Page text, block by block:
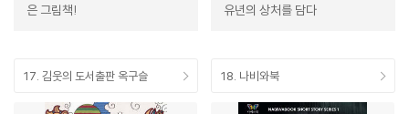
은 그림책!
유년의 상처를 담다
17. 김웃의 도서출판 옥구슬 18. 나비와북